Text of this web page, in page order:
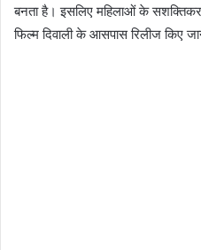
बनता है। इसलिए महिलाओं के
फिल्म दिवाली के आसपास रिलीज किए